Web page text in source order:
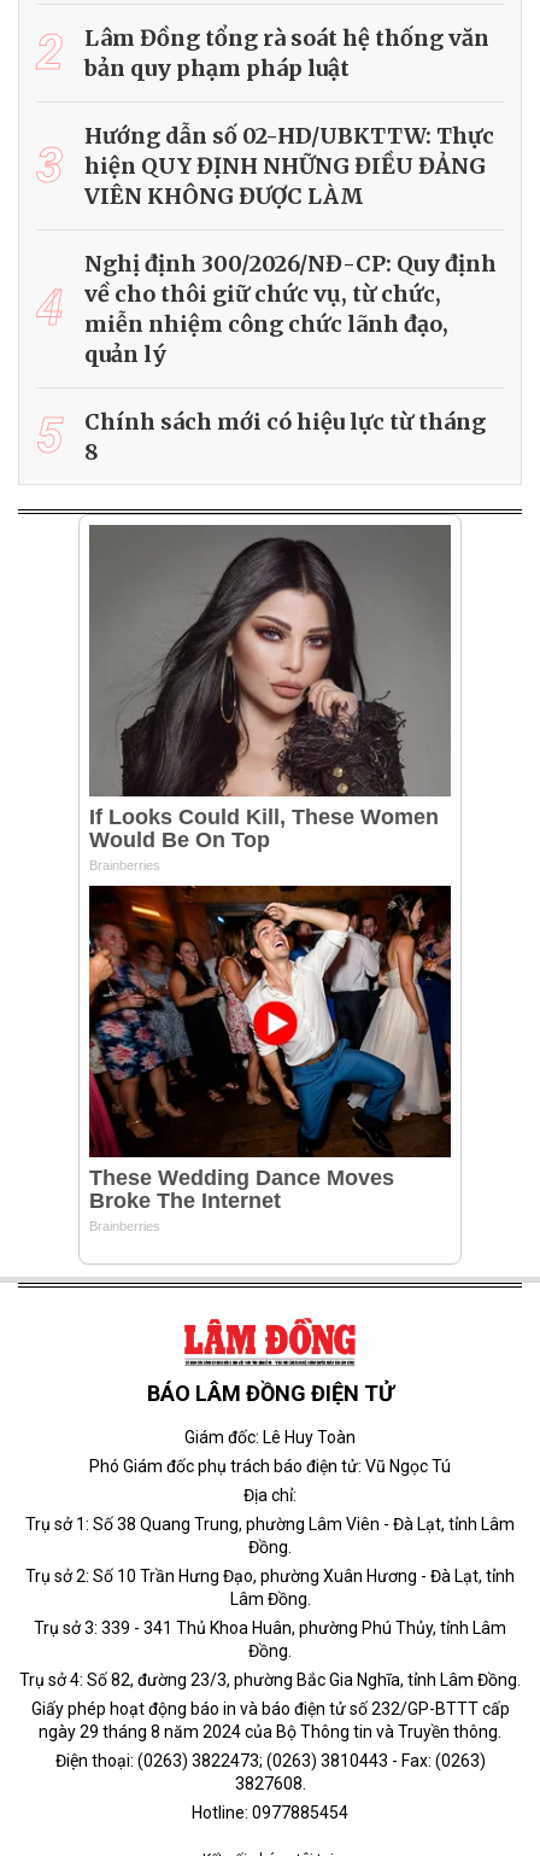
2
Lâm Đồng tổng rà soát hệ thống văn
bản quy phạm pháp luật
3
Hướng dẫn số 02-HD/UBKTTW: Thực
hiện QUY ĐỊNH NHỮNG ĐIỀU ĐẢNG
VIÊN KHÔNG ĐƯỢC LÀM
4
Nghị định 300/2026/NĐ-CP: Quy định
về cho thôi giữ chức vụ, từ chức,
miễn nhiệm công chức lãnh đạo,
quản lý
5
Chính sách mới có hiệu lực từ tháng
8
BÁO LÂM ĐỒNG ĐIỆN TỬ
Giám đốc: Lê Huy Toàn
Phó Giám đốc phụ trách báo điện tử: Vũ Ngọc Tú
Địa chỉ:
Trụ sở 1: Số 38 Quang Trung, phường Lâm Viên - Đà Lạt, tỉnh Lâm
Đồng.
Trụ sở 2: Số 10 Trần Hưng Đạo, phường Xuân Hương - Đà Lạt, tỉnh
Lâm Đồng.
Trụ sở 3: 339 - 341 Thủ Khoa Huân, phường Phú Thủy, tỉnh Lâm
Đồng.
Trụ sở 4: Số 82, đường 23/3, phường Bắc Gia Nghĩa, tỉnh Lâm Đồng.
Giấy phép hoạt động báo in và báo điện tử số 232/GP-BTTT cấp
ngày 29 tháng 8 năm 2024 của Bộ Thông tin và Truyền thông.
Điện thoại: (0263) 3822473; (0263) 3810443 - Fax: (0263)
3827608.
Hotline: 0977885454